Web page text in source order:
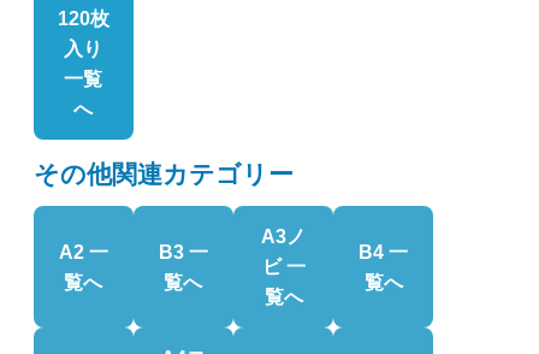
120枚
入り
一覧
へ
その他関連カテゴリー
A2 一
覧へ
B3 一
覧へ
A3ノ
ビ 一
覧へ
B4 一
覧へ